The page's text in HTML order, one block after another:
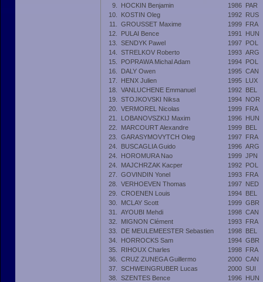
9.
HOCKIN Benjamin 1986 PAR
10.
KOSTIN Oleg 1992 RUS
11.
GROUSSET Maxime 1999 FRA
12.
PULAI Bence 1991
HUN
13.
SENDYK Pawel 1997 POL
14.
STRELKOV Roberto 1993 ARG
15.
POPRAWA Michal Adam 1994 POL
16.
DALY Owen 1995 CAN
17.
HENX Julien 1995 LUX
18.
VANLUCHENE Emmanuel 1992 BEL
19.
STOJKOVSKI Niksa 1994 NOR
20.
VERMOREL Nicolas 1999 FRA
21.
LOBANOVSZKIJ Maxim 1996 HUN
22.
MARCOURT Alexandre 1999 BEL
23.
GARASYMOVYTCH Oleg 1997 FRA
24.
BUSCAGLIA Guido 1996 ARG
24.
HOROMURA Nao 1999 JPN
24.
MAJCHRZAK Kacper 1992 POL
27.
GOVINDIN Yonel 1993 FRA
28.
VERHOEVEN Thomas 1997 NED
29.
CROENEN Louis 1994 BEL
30.
MCLAY Scott 1999 GBR
31.
AYOUBI Mehdi 1998 CAN
32.
MIGNON Clément 1993 FRA
33.
DE MEULEMEESTER Sebastien 1998 BEL
34.
HORROCKS Sam 1994 GBR
35.
RIHOUX Charles 1998 FRA
36.
CRUZ ZUNEGA Guillermo 2000 CAN
37.
SCHWEINGRUBER Lucas 2000 SUI
38.
SZENTES Bence 1996 HUN